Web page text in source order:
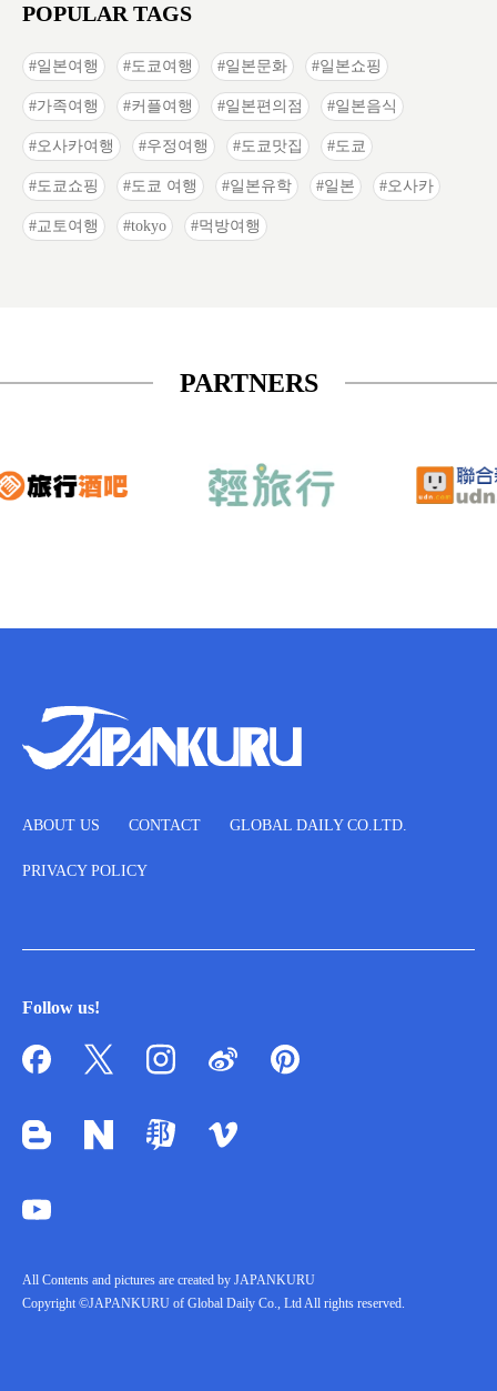
POPULAR TAGS
일본여행 도쿄여행 일본문화 일본쇼핑
가족여행 커플여행 일본편의점 일본음식
오사카여행 우정여행 도쿄맛집 도쿄
도쿄쇼핑 도쿄 여행 일본유학 일본 오사카
교토여행 tokyo 먹방여행
PARTNERS
ABOUT US CONTACT GLOBAL DAILY CO.LTD.
PRIVACY POLICY
Follow us!
All Contents and pictures are created by JAPANKURU
Copyright ©JAPANKURU of Global Daily Co., Ltd All rights reserved.